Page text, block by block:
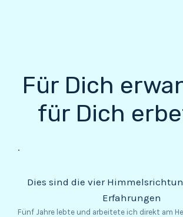
Für Dich
für Dich
.
Dies sind die vier
Erfahrungen
Fünf Jahre lebte und arbeitete ich direkt am